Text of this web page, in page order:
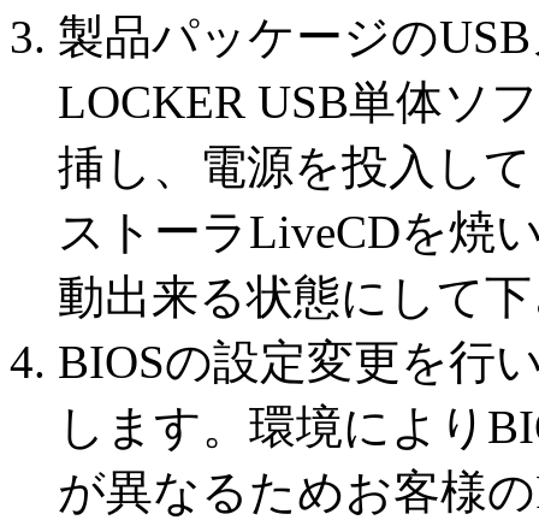
製品パッケージの
LOCKER USB単体ソ
挿し、電源を投入し
ストーラLiveCDを焼
動出来る状態にして
BIOSの設定変更を行
します。環境により
が異なるためお客様